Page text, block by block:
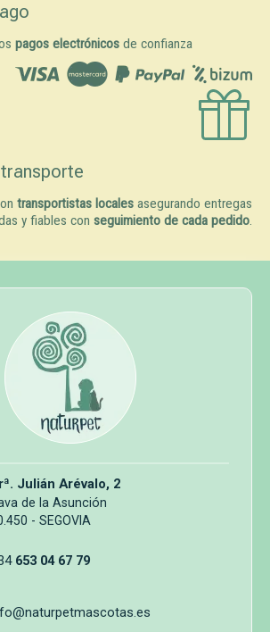
pagos electrónicosde confianza
transportistas locales asegurando entregas
y fiables con seguimiento de cada pedido.
Julián Arévalo, 2
de la Asunción
- SEGOVIA
653 04 67 79